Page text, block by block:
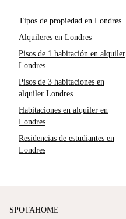
Tipos de propiedad en Londres
Alquileres en Londres
Pisos de 1 habitación en alquiler
Londres
Pisos de 3 habitaciones en
alquiler Londres
Habitaciones en alquiler en
Londres
Residencias de estudiantes en
Londres
SPOTAHOME